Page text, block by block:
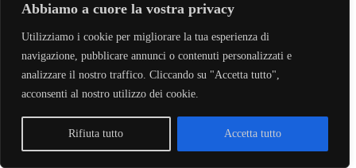
Abbiamo a cuore la vostra privacy
Utilizziamo i cookie per migliorare la tua esperienza di
navigazione, pubblicare annunci o contenuti personalizzati e
analizzare il nostro traffico. Cliccando su "Accetta tutto",
acconsenti al nostro utilizzo dei cookie.
Rifiuta tutto Accetta tutto